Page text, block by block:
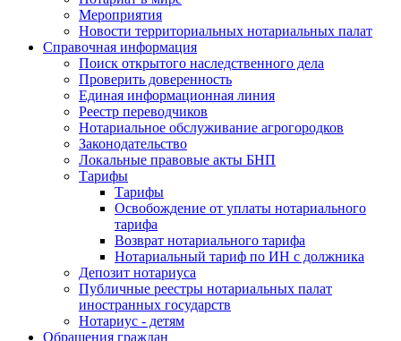
Мероприятия
Новости территориальных нотариальных палат
Справочная информация
Поиск открытого наследственного дела
Проверить доверенность
Единая информационная линия
Реестр переводчиков
Нотариальное обслуживание агрогородков
Законодательство
Локальные правовые акты БНП
Тарифы
Тарифы
Освобождение от уплаты нотариального
тарифа
Возврат нотариального тарифа
Нотариальный тариф по ИН с должника
Депозит нотариуса
Публичные реестры нотариальных палат
иностранных государств
Нотариус - детям
Обращения граждан